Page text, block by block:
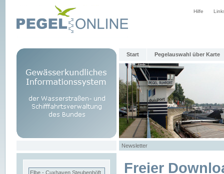
Hilfe
Start Pegelauswahl über Karte
Newsletter
Elbe - Cuxhaven Steubenhöft Freier